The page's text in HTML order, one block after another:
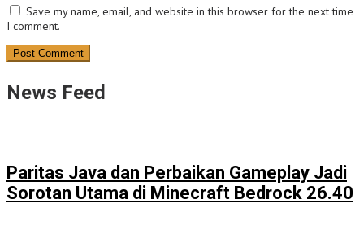
Save my name, email, and website in this browser for the next time
I comment.
News Feed
Paritas Java dan Perbaikan Gameplay Jadi
Sorotan Utama di Minecraft Bedrock 26.40